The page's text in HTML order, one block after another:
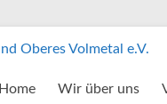
Home Wir über uns